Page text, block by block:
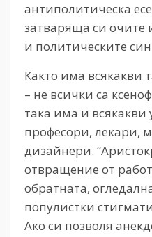
антиполитическа
затваряща си очите
и политическите
Както има всякакви
– не всички са
така има и всякакви
професори, лекари,
дизайнери.
отвращение от
обратната,
популистки
Ако си позволя